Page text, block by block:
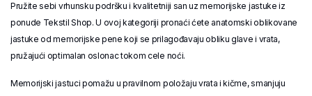
Pružite sebi vrhunsku podršku i kvalitetniji san uz memorijske jastuke iz
ponude Tekstil Shop. U ovoj kategoriji pronaći ćete anatomski oblikovane
jastuke od memorijske pene koji se prilagođavaju obliku glave i vrata,
pružajući optimalan oslonac tokom cele noći.
Memorijski jastuci pomažu u pravilnom položaju vrata i kičme, smanjuju